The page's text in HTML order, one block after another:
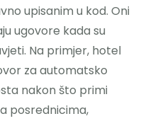
upisanim u kod. Oni
ugovore kada su
Na primjer, hotel
za automatsko
nakon što primi
posrednicima,